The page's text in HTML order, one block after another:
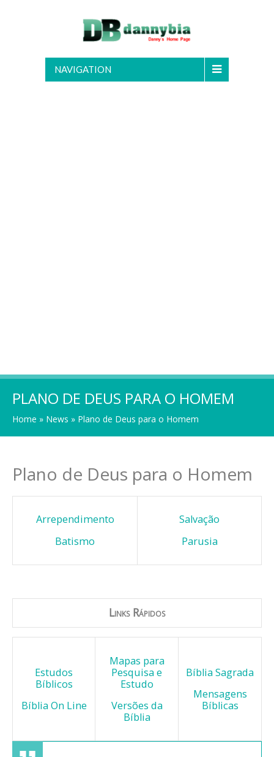
NAVIGATION
PLANO DE DEUS PARA O HOMEM
Home » News » Plano de Deus para o Homem
Plano de Deus para o Homem
Arrependimento
Batismo
Salvação
Parusia
Links Rápidos
Estudos
Bíblicos
Bíblia On Line
Mapas para
Pesquisa e
Estudo
Versões da
Bíblia
Bíblia Sagrada
Mensagens
Bíblicas